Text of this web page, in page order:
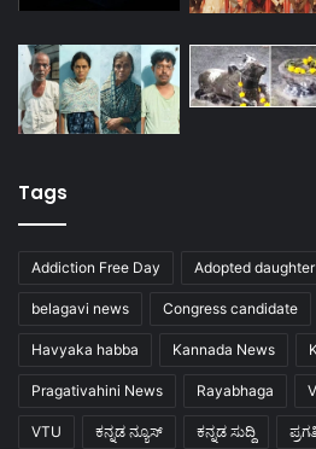
Tags
Addiction Free Day Adopted daughter
belagavi news Congress candidate
Havyaka habba Kannada News
Pragativahini News Rayabhaga
VTU ಕನ್ನಡ ನ್ಯೂಸ್ ಕನ್ನಡ ಸುದ್ದಿ